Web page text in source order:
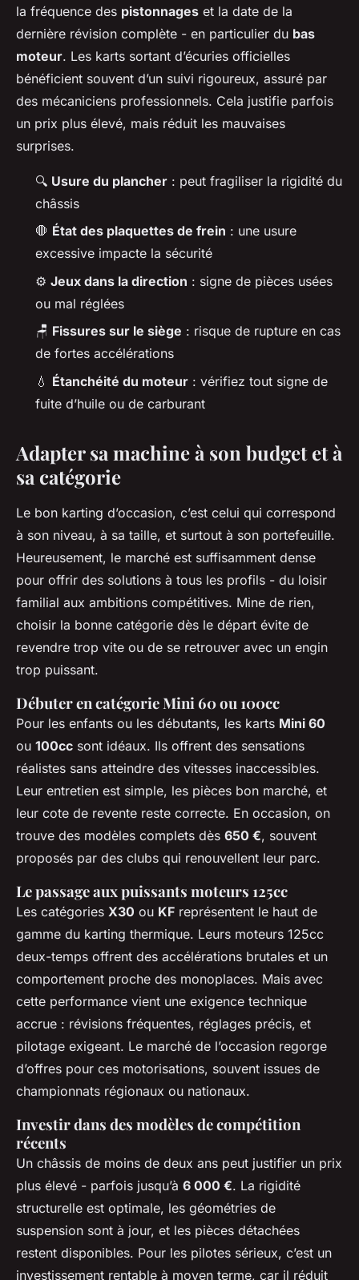
la fréquence des pistonnages et la date de la
dernière révision complète - en particulier du bas
moteur. Les karts sortant d’écuries officielles
bénéficient souvent d’un suivi rigoureux, assuré par
des mécaniciens professionnels. Cela justifie parfois
un prix plus élevé, mais réduit les mauvaises
surprises.
🔍 Usure du plancher : peut fragiliser la rigidité du
châssis
🛑 État des plaquettes de frein : une usure
excessive impacte la sécurité
⚙️ Jeux dans la direction : signe de pièces usées
ou mal réglées
🪑 Fissures sur le siège : risque de rupture en cas
de fortes accélérations
💧 Étanchéité du moteur : vérifiez tout signe de
fuite d’huile ou de carburant
Adapter sa machine à son budget et à
sa catégorie
Le bon karting d’occasion, c’est celui qui correspond
à son niveau, à sa taille, et surtout à son portefeuille.
Heureusement, le marché est suffisamment dense
pour offrir des solutions à tous les profils - du loisir
familial aux ambitions compétitives. Mine de rien,
choisir la bonne catégorie dès le départ évite de
revendre trop vite ou de se retrouver avec un engin
trop puissant.
Débuter en catégorie Mini 60 ou 100cc
Pour les enfants ou les débutants, les karts Mini 60
ou 100cc sont idéaux. Ils offrent des sensations
réalistes sans atteindre des vitesses inaccessibles.
Leur entretien est simple, les pièces bon marché, et
leur cote de revente reste correcte. En occasion, on
trouve des modèles complets dès 650 €, souvent
proposés par des clubs qui renouvellent leur parc.
Le passage aux puissants moteurs 125cc
Les catégories X30 ou KF représentent le haut de
gamme du karting thermique. Leurs moteurs 125cc
deux-temps offrent des accélérations brutales et un
comportement proche des monoplaces. Mais avec
cette performance vient une exigence technique
accrue : révisions fréquentes, réglages précis, et
pilotage exigeant. Le marché de l’occasion regorge
d’offres pour ces motorisations, souvent issues de
championnats régionaux ou nationaux.
Investir dans des modèles de compétition
récents
Un châssis de moins de deux ans peut justifier un prix
plus élevé - parfois jusqu’à 6 000 €. La rigidité
structurelle est optimale, les géométries de
suspension sont à jour, et les pièces détachées
restent disponibles. Pour les pilotes sérieux, c’est un
investissement rentable à moyen terme, car il réduit